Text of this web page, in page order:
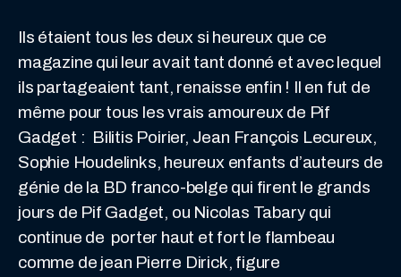
Ils étaient tous les deux si heureux que ce
magazine qui leur avait tant donné et avec lequel
ils partageaient tant, renaisse enfin ! Il en fut de
même pour tous les vrais amoureux de Pif
Gadget : Bilitis Poirier, Jean François Lecureux,
Sophie Houdelinks, heureux enfants d’auteurs de
génie de la BD franco-belge qui firent le grands
jours de Pif Gadget, ou Nicolas Tabary qui
continue de porter haut et fort le flambeau
comme de jean Pierre Dirick, figure